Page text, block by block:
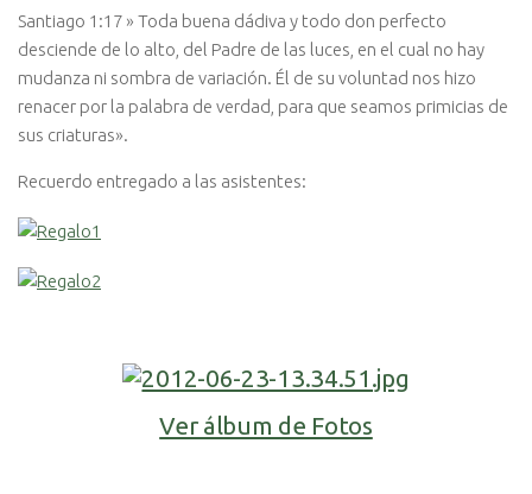
Santiago 1:17 » Toda buena dádiva y todo don perfecto
desciende de lo alto, del Padre de las luces, en el cual no hay
mudanza ni sombra de variación. Él de su voluntad nos hizo
renacer por la palabra de verdad, para que seamos primicias de
sus criaturas».
Recuerdo entregado a las asistentes:
Ver álbum de Fotos